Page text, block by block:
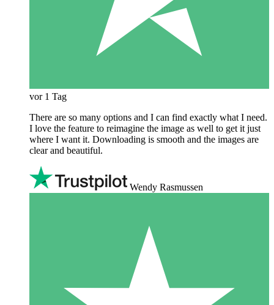
vor 1 Tag
There are so many options and I can find exactly what I need.
I love the feature to reimagine the image as well to get it just
where I want it. Downloading is smooth and the images are
clear and beautiful.
Wendy Rasmussen